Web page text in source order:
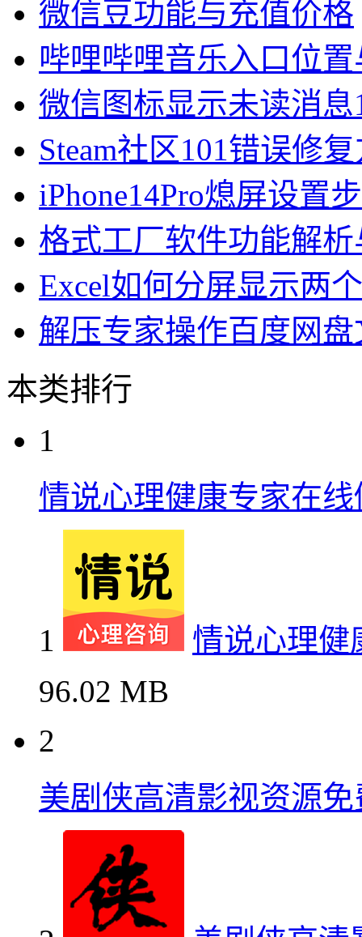
微信豆功能与充值价格
哔哩哔哩音乐入口位
微信图标显示未读消
Steam社区101错误修
iPhone14Pro熄屏设置
格式工厂软件功能解
Excel如何分屏显示两
解压专家操作百度网
本类排行
1
情说心理健康专家在线
1
情说心理健
96.02 MB
2
美剧侠高清影视资源